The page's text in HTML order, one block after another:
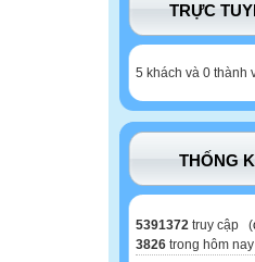
TRỰC
5 khách và 0 thành
THỐNG
5391372 truy cập (
3826 trong hôm nay